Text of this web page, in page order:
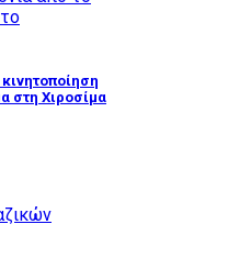
στη Χιροσίμα